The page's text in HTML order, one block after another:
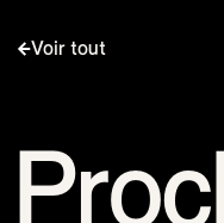
Voir tout